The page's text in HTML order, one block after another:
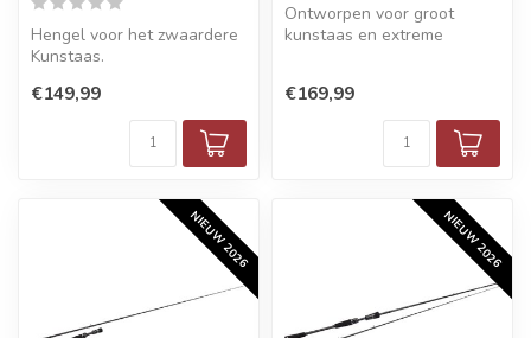
Hengel voor het zwaardere
Kunstaas.
€149,99
Ontworpen voor groot
kunstaas en extreme
€169,99
NIEUW 2026 NIEUW 2026